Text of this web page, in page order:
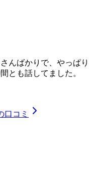
んばかりで、やっぱり
とも話してました。
口コミ